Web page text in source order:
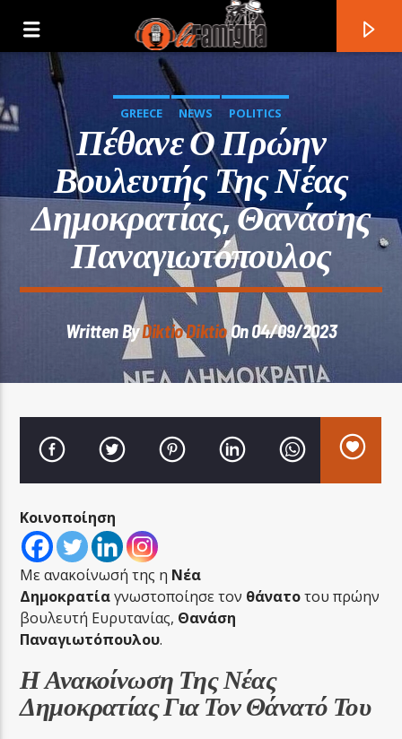
Current Track
Artist
LA FAMIGLIA RADIO
LA FAMIGLIA ΝΗΣΙΩΤΙΚΑ
GREECE NEWS POLITICS
Πέθανε Ο Πρώην
Βουλευτής Της Νέας
Δημοκρατίας, Θανάσης
Παναγιωτόπουλος
Written ByDiktio DiktioOn 04/09/2023
Κοινοποίηση
Με ανακοίνωσή της η Νέα
Δημοκρατίαγνωστοποίησε τον θάνατοτου πρώην
βουλευτή Ευρυτανίας, Θανάση
Παναγιωτόπουλου.
Η Ανακοίνωση Της Νέας
Δημοκρατίας Για Τον Θάνατό Του